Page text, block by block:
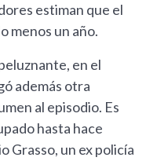
estiman que el
menos un año.
en el
además otra
al episodio. Es
hasta hace
Grasso, un ex policía